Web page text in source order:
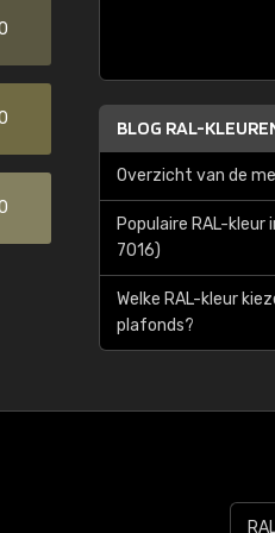
BLOG RAL-
Overzicht van de
Populaire RAL-
7016)
Welke RAL-kleur
plafonds?